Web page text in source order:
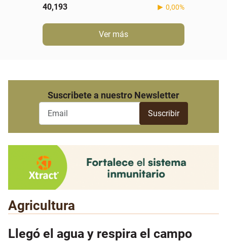
40,193 0,00%
Ver más
Suscribete a nuestro Newsletter
Agricultura
Llegó el agua y respira el campo